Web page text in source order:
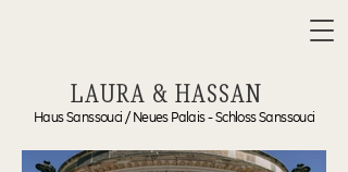
LAURA & HASSAN
Haus Sanssouci / Neues Palais - Schloss Sanssouci